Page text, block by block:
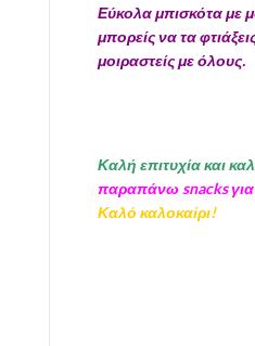
Εύκολα μπισκότα με
μπορείς να τα
μοιραστείς με όλους.
Καλή επιτυχία και
παραπάνω snacks για
Καλό καλοκαίρι!